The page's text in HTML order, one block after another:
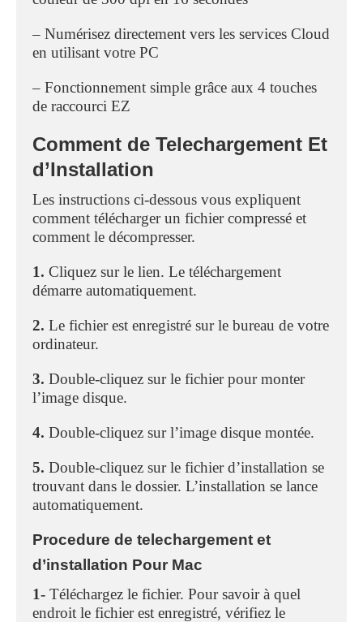
– Numérisez directement vers les services Cloud
en utilisant votre PC
– Fonctionnement simple grâce aux 4 touches
de raccourci EZ
Comment de Telechargement Et
d’Installation
Les instructions ci-dessous vous expliquent
comment télécharger un fichier compressé et
comment le décompresser.
1. Cliquez sur le lien. Le téléchargement
démarre automatiquement.
2. Le fichier est enregistré sur le bureau de votre
ordinateur.
3. Double-cliquez sur le fichier pour monter
l’image disque.
4. Double-cliquez sur l’image disque montée.
5. Double-cliquez sur le fichier d’installation se
trouvant dans le dossier. L’installation se lance
automatiquement.
Procedure de telechargement et
d’installation Pour Mac
1- Téléchargez le fichier. Pour savoir à quel
endroit le fichier est enregistré, vérifiez le